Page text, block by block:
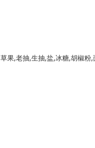
果,老抽,生抽,盐,冰糖,胡椒粉,